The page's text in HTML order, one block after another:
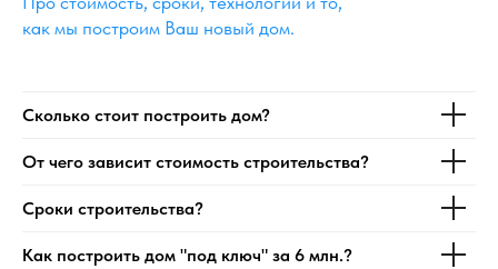
как мы построим Ваш новый дом.
Сколько стоит построить дом?
От чего зависит стоимость строительства?
Сроки строительства?
Как построить дом "под ключ" за 6 млн.?